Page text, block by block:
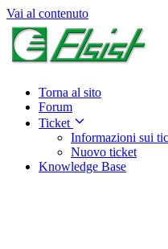
Vai al contenuto
Torna al sito
Forum
Ticket
Informazioni sui
Nuovo ticket
Knowledge Base